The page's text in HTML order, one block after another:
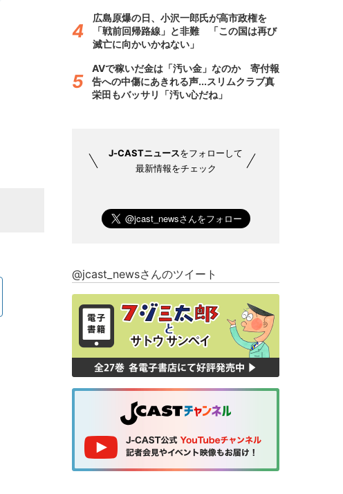
広島原爆の日、小沢一郎氏が高市政権を
「戦前回帰路線」と非難 「この国は再び
滅亡に向かいかねない」
AVで稼いだ金は「汚い金」なのか 寄付報
告への中傷にあきれる声...スリムクラブ真
栄田もバッサリ「汚い心だね」
J-CASTニュースをフォローして
最新情報をチェック
@jcast_newsさんのツイート